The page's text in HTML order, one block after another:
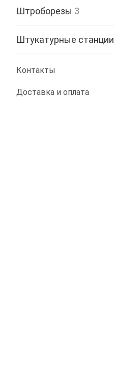
Штроборезы 3
Штукатурные станции
Контакты
Доставка и оплата